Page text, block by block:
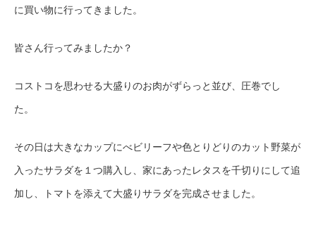
に買い物に行ってきました。
皆さん行ってみましたか？
コストコを思わせる大盛りのお肉がずらっと並び、圧巻でし
た。
その日は大きなカップにべビリーフや色とりどりのカット野菜が
入ったサラダを１つ購入し、家にあったレタスを千切りにして追
加し、トマトを添えて大盛りサラダを完成させました。